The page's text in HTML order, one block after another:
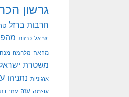
גרשון
חרבות ברזל
ישראל כרזות
מחאה מלחמה
משטרת
ארגוניות נתניהו
עוצמה עזה עמר